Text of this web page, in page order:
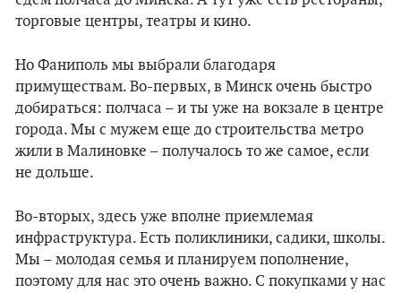
торговые центры, театры и кино.
Но Фаниполь мы выбрали благодаря
примуществам. Во-первых, в Минск очень быстро
добираться: полчаса – и ты уже на вокзале в центре
города. Мы с мужем еще до строительства метро
жили в Малиновке – получалось то же самое, если
не дольше.
Во-вторых, здесь уже вполне приемлемая
инфраструктура. Есть поликлиники, садики, школы.
Мы – молодая семья и планируем пополнение,
поэтому для нас это очень важно. С покупками у нас